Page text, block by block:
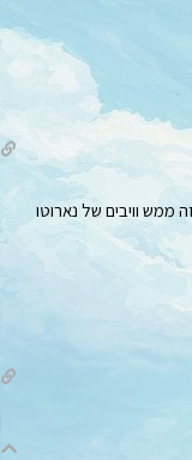
וויבים של נארוטו